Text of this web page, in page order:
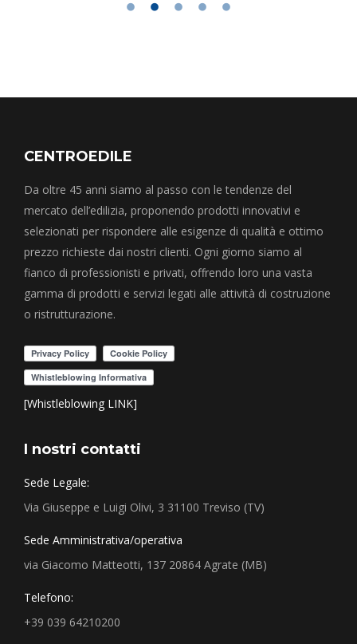
CENTROEDILE
Da oltre 45 anni siamo al passo con le tendenze del
mercato dell’edilizia, proponendo prodotti innovativi e
selezionati per rispondere alle esigenze di qualità e ottimo
prezzo richieste dai nostri clienti. Ogni giorno siamo al
fianco di professionisti e privati, offrendo loro una vasta
gamma di prodotti e servizi legati alle attività di costruzione
o ristrutturazione.
[Whistleblowing LINK]
I nostri contatti
Sede Legale:
Via Giuseppe e Luigi Olivi, 3 31100 Treviso (TV)
Sede Amministrativa/operativa
via Giacomo Matteotti, 137 20864 Agrate (MB)
Telefono:
+39 039 64210200